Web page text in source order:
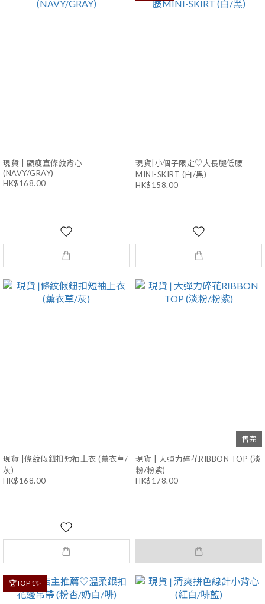
現貨 | 顯瘦直條紋背心
(NAVY/GRAY)
HK$168.00
現貨|小個子限定♡大長腿低腰
MINI-SKIRT (白/黑)
HK$158.00
現貨 |條紋假鈕扣短袖上衣 (薰衣草/
灰)
HK$168.00
售完
現貨 | 大彈力碎花RIBBON TOP (淡
粉/粉紫)
HK$178.00
🏆TOP 1✨